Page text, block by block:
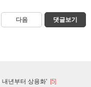
다음 댓글보기
내년부터 상용화' [5]